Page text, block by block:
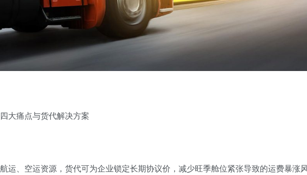
大痛点与货代解决方案‌
运、空运资源，货代可为企业锁定长期协议价，减少旺季舱位紧张导致的运费暴涨